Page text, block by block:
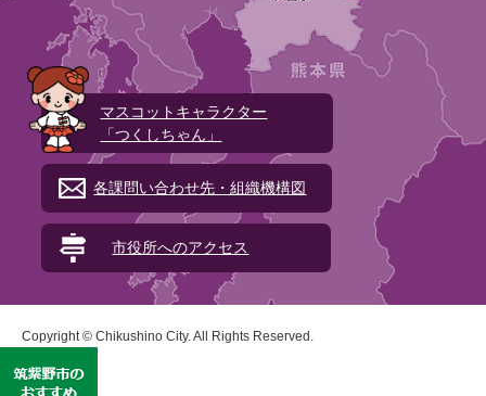
マスコットキャラクター
「つくしちゃん」
各課問い合わせ先・組織機構図
市役所へのアクセス
Copyright © Chikushino City. All Rights Reserved.